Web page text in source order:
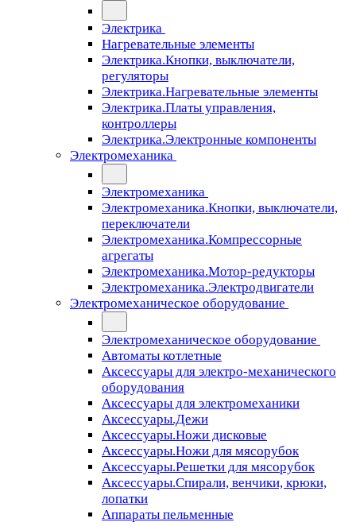
Электрика
Нагревательные элементы
Электрика.Кнопки, выключатели,
регуляторы
Электрика.Нагревательные элементы
Электрика.Платы управления,
контроллеры
Электрика.Электронные компоненты
Электромеханика
Электромеханика
Электромеханика.Кнопки, выключатели,
переключатели
Электромеханика.Компрессорные
агрегаты
Электромеханика.Мотор-редукторы
Электромеханика.Электродвигатели
Электромеханическое оборудование
Электромеханическое оборудование
Автоматы котлетные
Аксессуары для электро-механического
оборудования
Аксессуары для электромеханики
Аксессуары.Дежи
Аксессуары.Ножи дисковые
Аксессуары.Ножи для мясорубок
Аксессуары.Решетки для мясорубок
Аксессуары.Спирали, венчики, крюки,
лопатки
Аппараты пельменные